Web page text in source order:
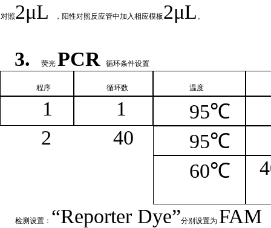
对照2μL ，阳性对照反应管中加入相应模板2μL 。
3. 荧光 PCR 循环条件设置
程序 循环数 温度
1 1
95℃
2
40
95℃
60℃
4
检测设置： “Reporter Dye”分别设置为 FAM